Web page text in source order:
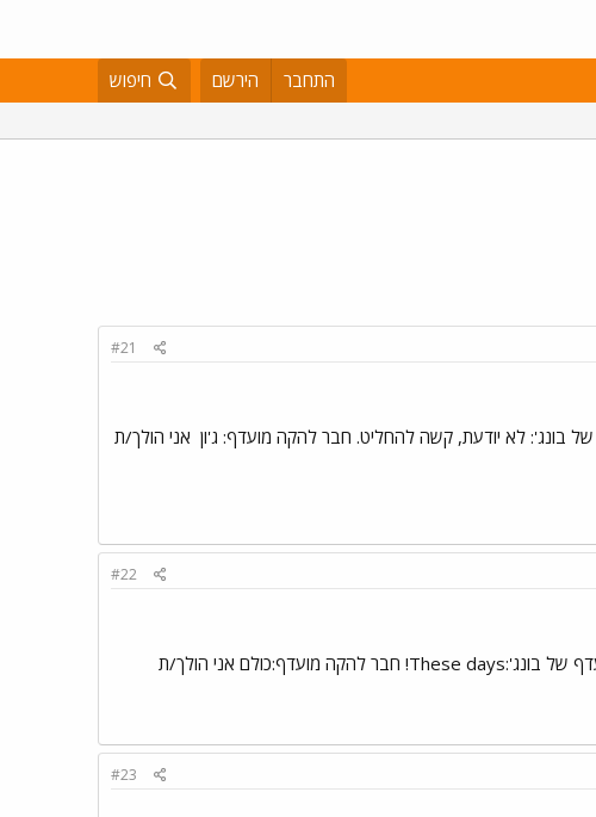
התחבר הירשם חיפוש
#21
אני הולך/ת
#22
שם: ג'סי גיל:21 איזור מגורים: קריות שיר מועדף של בונג':כל יום שיר אחר, כרגע Lie to me אלבום מועדף של בונג':These days! חבר להקה מועדף:כולם אני הולך/ת
#23